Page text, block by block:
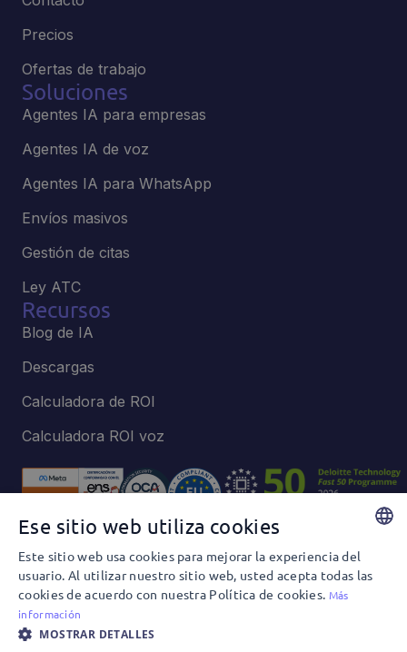
Precios
Ofertas de trabajo
Soluciones
Agentes IA para empresas
Agentes IA de voz
Agentes IA para WhatsApp
Envíos masivos
Gestión de citas
Ley ATC
Recursos
Blog de IA
Descargas
Calculadora de ROI
Calculadora ROI voz
Política de privacidad y Cookies
Política de privacidad y Redes Sociales
Términos y condiciones de uso
Política de seguridad e información
SPANISH
ENGLISH
Ese sitio web utiliza cookies
Este sitio web usa cookies para mejorar la experiencia del
usuario. Al utilizar nuestro sitio web, usted acepta todas las
cookies de acuerdo con nuestra Política de cookies. Más
información
MOSTRAR DETALLES